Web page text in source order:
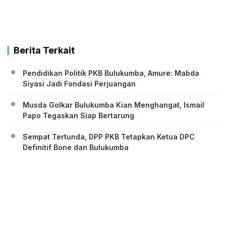
Berita Terkait
Pendidikan Politik PKB Bulukumba, Amure: Mabda
Siyasi Jadi Fondasi Perjuangan
Musda Golkar Bulukumba Kian Menghangat, Ismail
Papo Tegaskan Siap Bertarung
Sempat Tertunda, DPP PKB Tetapkan Ketua DPC
Definitif Bone dan Bulukumba